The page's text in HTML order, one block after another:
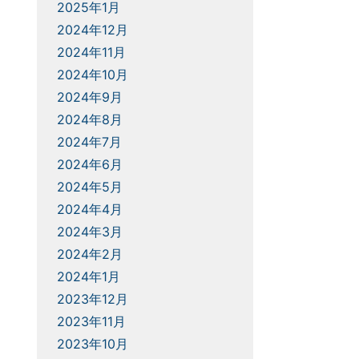
2025年1月
2024年12月
2024年11月
2024年10月
2024年9月
2024年8月
2024年7月
2024年6月
2024年5月
2024年4月
2024年3月
2024年2月
2024年1月
2023年12月
2023年11月
2023年10月